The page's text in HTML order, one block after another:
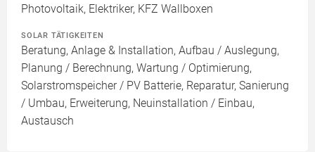
Photovoltaik, Elektriker, KFZ Wallboxen
SOLAR TÄTIGKEITEN
Beratung, Anlage & Installation, Aufbau / Auslegung,
Planung / Berechnung, Wartung / Optimierung,
Solarstromspeicher / PV Batterie, Reparatur, Sanierung
/ Umbau, Erweiterung, Neuinstallation / Einbau,
Austausch